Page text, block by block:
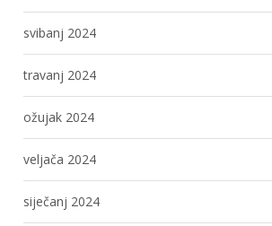
svibanj 2024
travanj 2024
ožujak 2024
veljača 2024
siječanj 2024